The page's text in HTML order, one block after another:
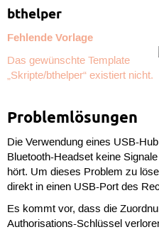
bthelper
Fehlende Vorlage
Das gewünschte Template
„Skripte/bthelper“ existiert nicht.
Problemlösungen
Die Verwendung eines USB-
Bluetooth-Headset keine
hört. Um dieses Problem zu
direkt in einen USB-Port des
Es kommt vor, dass die
Authorisations-Schlüssel